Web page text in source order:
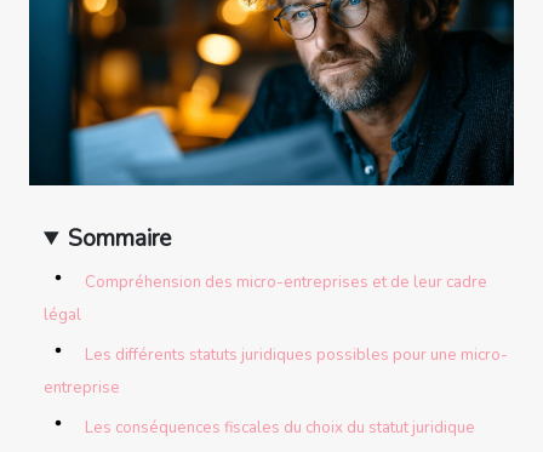
Sommaire
Compréhension des micro-entreprises et de leur cadre
légal
Les différents statuts juridiques possibles pour une micro-
entreprise
Les conséquences fiscales du choix du statut juridique